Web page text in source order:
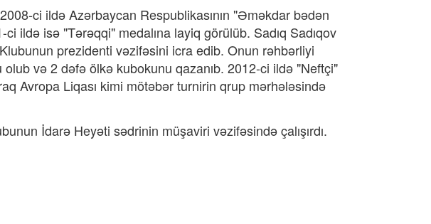
ci ildə Azərbaycan Respublikasının "Əməkdar bədən
ildə isə "Tərəqqi" medalına layiq görülüb. Sadıq Sadıqov
prezidenti vəzifəsini icra edib. Onun rəhbərliyi
və 2 dəfə ölkə kubokunu qazanıb. 2012-ci ildə "Neftçi"
Avropa Liqası kimi mötəbər turnirin qrup mərhələsində
İdarə Heyəti sədrinin müşaviri vəzifəsində çalışırdı.